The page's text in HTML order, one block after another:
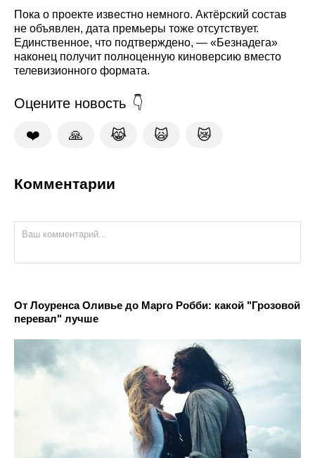
Пока о проекте известно немного. Актёрский состав
не объявлен, дата премьеры тоже отсутствует.
Единственное, что подтверждено, — «Безнадега»
наконец получит полноценную киноверсию вместо
телевизионного формата.
Оцените новость
❤️ 🙏 😹 🙀 😿
Комментарии
От Лоуренса Оливье до Марго Робби: какой "Грозовой
перевал" лучше